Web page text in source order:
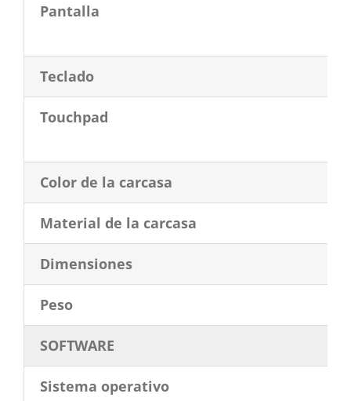
Pantalla
Teclado
Touchpad
Color de la carcasa
Material de la carcasa
Dimensiones
Peso
SOFTWARE
Sistema operativo